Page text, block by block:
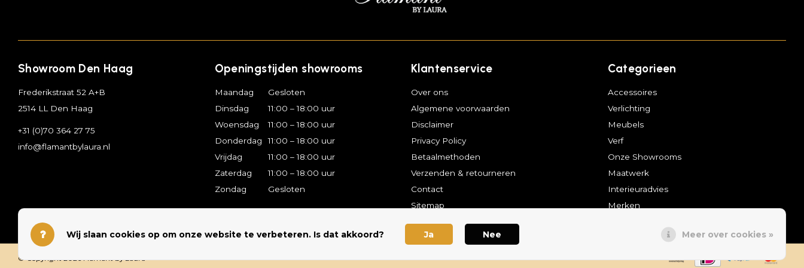
Showroom Den Haag
Frederikstraat 52 A+B
2514 LL Den Haag
+31 (0)70 364 27 75
info@flamantbylaura.nl
Openingstijden showrooms
Maandag
Dinsdag
Woensdag
Donderdag
Vrijdag
Zaterdag
Zondag
Gesloten
11:00 – 18:00 uur
11:00 – 18:00 uur
11:00 – 18:00 uur
11:00 – 18:00 uur
11:00 – 18:00 uur
Gesloten
Klantenservice
Over ons
Algemene voorwaarden
Disclaimer
Privacy Policy
Betaalmethoden
Verzenden & retourneren
Contact
Sitemap
Categorieen
Accessoires
Verlichting
Meubels
Verf
Onze Showrooms
Maatwerk
Interieuradvies
Merken
© Copyright 2026 Flamant by Laura
Wij slaan cookies op om onze website te verbeteren. Is dat akkoord? Ja Nee Meer over cookies »